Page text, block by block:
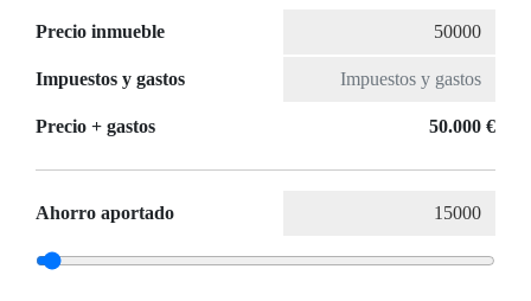
Precio inmueble
Impuestos y gastos
Precio + gastos 50.000 €
Ahorro aportado